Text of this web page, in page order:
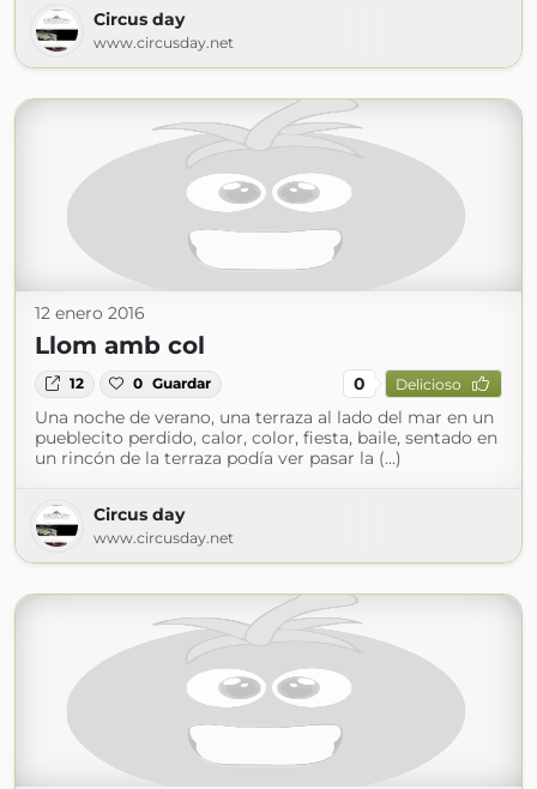
Circus day
www.circusday.net
12 enero 2016
Llom amb col
12 0 Guardar 0 Delicioso
Una noche de verano, una terraza al lado del mar en un
pueblecito perdido, calor, color, fiesta, baile, sentado en
un rincón de la terraza podía ver pasar la (...)
Circus day
www.circusday.net